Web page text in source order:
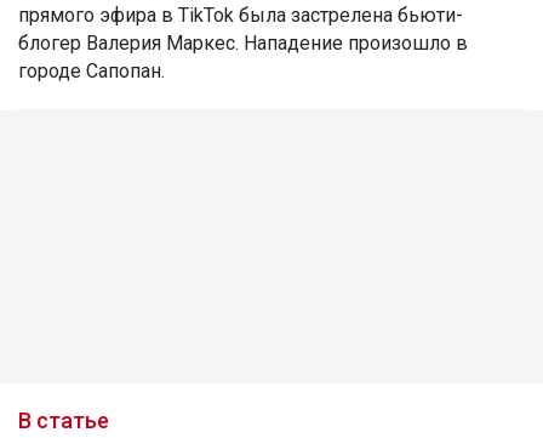
прямого эфира в TikTok была застрелена бьюти-
блогер Валерия Маркес. Нападение произошло в
городе Сапопан.
В статье